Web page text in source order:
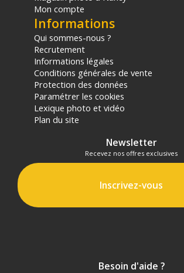
Mon compte
Informations
Qui sommes-nous ?
Recrutement
Informations légales
Conditions générales de vente
Protection des données
Paramétrer les cookies
Lexique photo et vidéo
Plan du site
Newsletter
Recevez nos offres exclusives
Inscrivez-vous
Besoin d'aide ?